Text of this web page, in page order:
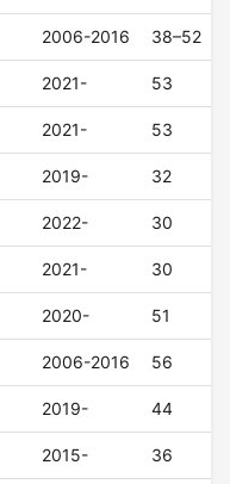
2006-2016 38–52
2021- 53
2021- 53
2019- 32
2022- 30
2021- 30
2020- 51
2006-2016 56
2019- 44
2015- 36